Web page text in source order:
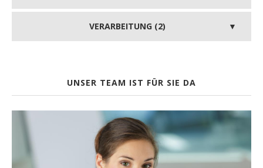
VERARBEITUNG (2)
UNSER TEAM IST FÜR SIE DA